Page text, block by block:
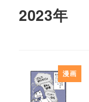
2023年
漫画